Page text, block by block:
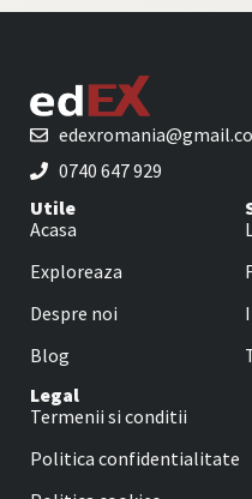
0740 647 929
Utile
Acasa
Exploreaza
Despre noi
Blog
Legal
Termenii si conditii
Politica confidentialitate